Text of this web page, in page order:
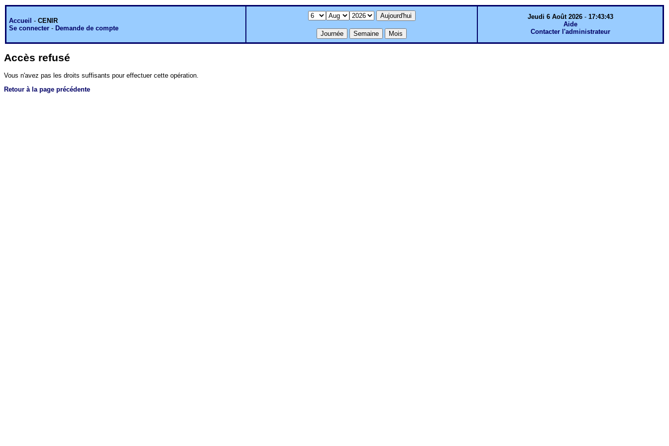
Accueil - CENIR
Se connecter - Demande de compte
Jeudi 6 Août 2026- 17:43:43
Aide
Contacter l'administrateur
Accès refusé
Vous n'avez pas les droits suffisants pour effectuer cette opération.
Retour à la page précédente